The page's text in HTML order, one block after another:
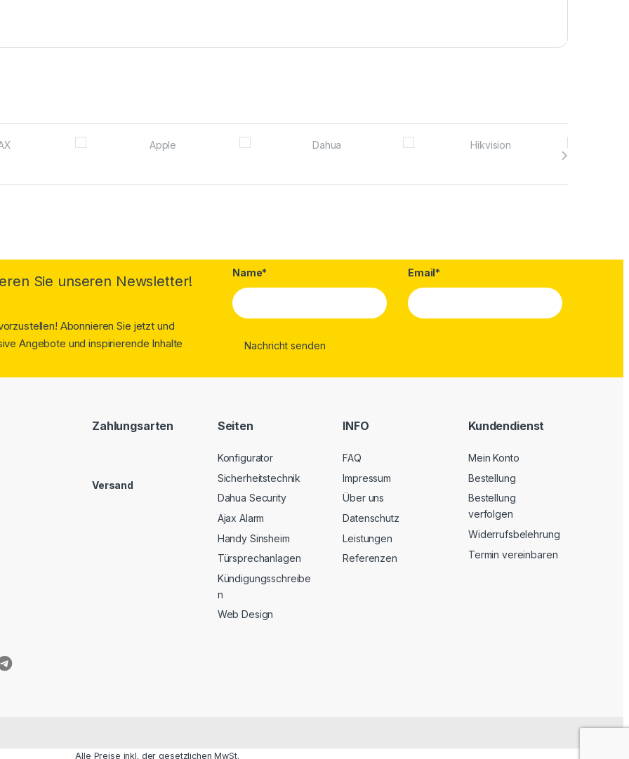
Sie unseren Newsletter!
Abonnieren Sie jetzt und
Angebote und inspirierende Inhalte
Name* Email*
Zahlungsarten
Versand
Seiten
Konfigurator
Sicherheitstechnik
Dahua Security
Ajax Alarm
Handy Sinsheim
Türsprechanlagen
Kündigungsschreibe
n
Web Design
INFO
FAQ
Impressum
Über uns
Datenschutz
Leistungen
Referenzen
Kundendienst
Mein Konto
Bestellung
Bestellung
verfolgen
Widerrufsbelehrung
Termin vereinbaren
Alle Preise inkl. der gesetzlichen MwSt.